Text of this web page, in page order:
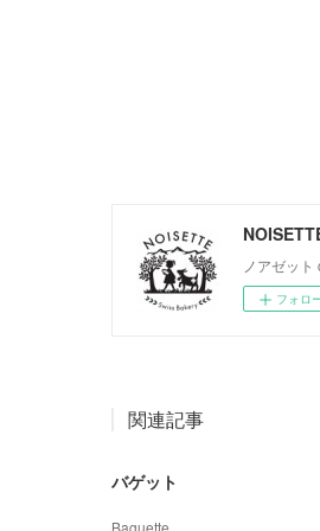
ノアゼッ
フォロ
関連記事
バゲット
Baguette